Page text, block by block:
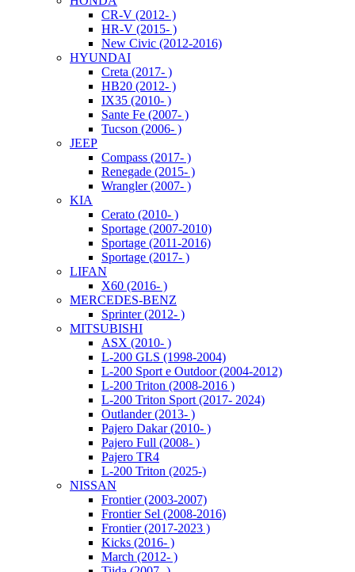
CR-V (2012- )
HR-V (2015- )
New Civic (2012-2016)
HYUNDAI
Creta (2017- )
HB20 (2012- )
IX35 (2010- )
Sante Fe (2007- )
Tucson (2006- )
JEEP
Compass (2017- )
Renegade (2015- )
Wrangler (2007- )
KIA
Cerato (2010- )
Sportage (2007-2010)
Sportage (2011-2016)
Sportage (2017- )
LIFAN
X60 (2016- )
MERCEDES-BENZ
Sprinter (2012- )
MITSUBISHI
ASX (2010- )
L-200 GLS (1998-2004)
L-200 Sport e Outdoor (2004-2012)
L-200 Triton (2008-2016 )
L-200 Triton Sport (2017- 2024)
Outlander (2013- )
Pajero Dakar (2010- )
Pajero Full (2008- )
Pajero TR4
L-200 Triton (2025-)
NISSAN
Frontier (2003-2007)
Frontier Sel (2008-2016)
Frontier (2017-2023 )
Kicks (2016- )
March (2012- )